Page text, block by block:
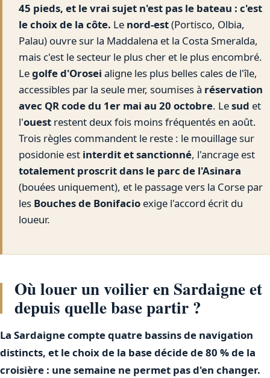
45 pieds, et le vrai sujet n'est pas le bateau : c'est
le choix de la côte. Le nord-est(Portisco, Olbia,
Palau) ouvre sur la Maddalena et la Costa Smeralda,
mais c'est le secteur le plus cher et le plus encombré.
Legolfe d'Orosei aligne les plus belles cales de l'île,
accessibles par la seule mer, soumises à réservation
avec QR code du 1er mai au 20 octobre. Lesud et
l'ouest restent deux fois moins fréquentés en août.
Trois règles commandent le reste : le mouillage sur
posidonie est interdit et sanctionné, l'ancrage est
totalement proscrit dans le parc de l'Asinara
(bouées uniquement), et le passage vers la Corse par
les Bouches de Bonifacio exige l'accord écrit du
loueur.
Où louer un voilier en Sardaigne et
depuis quelle base partir ?
La Sardaigne compte quatre bassins de navigation
distincts, et le choix de la base décide de 80 % de la
croisière : une semaine ne permet pas d'en changer.